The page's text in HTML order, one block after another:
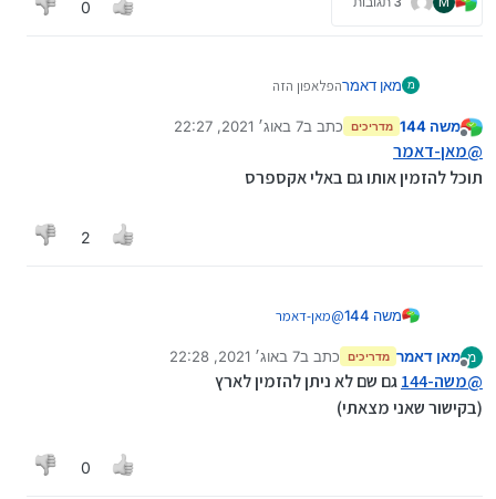
0
מ מאן דאמרהפלאפון הזה
לא מאפשרים משלוח לארץ ואני צריך אותו טיפה דחוף
משה 144 מדריכים כתב ב7 באוג׳ 2021, 22:27
נערך לאחרונה על ידי
@מאן-דאמר
תוכל להזמין אותו גם באלי אקספרס
2
משה 144 @מאן-דאמר
מ
מנותק
מאן דאמר מדריכים כתב ב7 באוג׳ 2021, 22:28
נערך לאחרונה על ידי
@משה-144
גם שם לא ניתן להזמין לארץ
(בקישור שאני מצאתי)
0